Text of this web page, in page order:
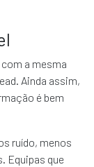
a mesma
Ainda assim,
é bem
ruído, menos
Equipas que